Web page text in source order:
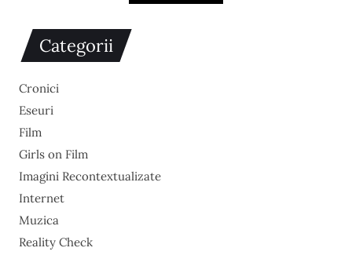
Categorii
Cronici
Eseuri
Film
Girls on Film
Imagini Recontextualizate
Internet
Muzica
Reality Check